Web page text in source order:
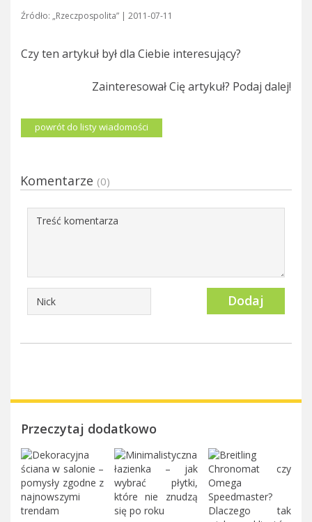
Źródło: „Rzeczpospolita” | 2011-07-11
Czy ten artykuł był dla Ciebie interesujący?
Zainteresował Cię artykuł? Podaj dalej!
powrót do listy wiadomości
Komentarze (0)
Dodaj
Przeczytaj dodatkowo